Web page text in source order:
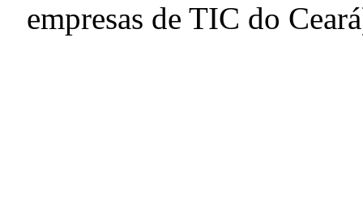
empresas de TIC do